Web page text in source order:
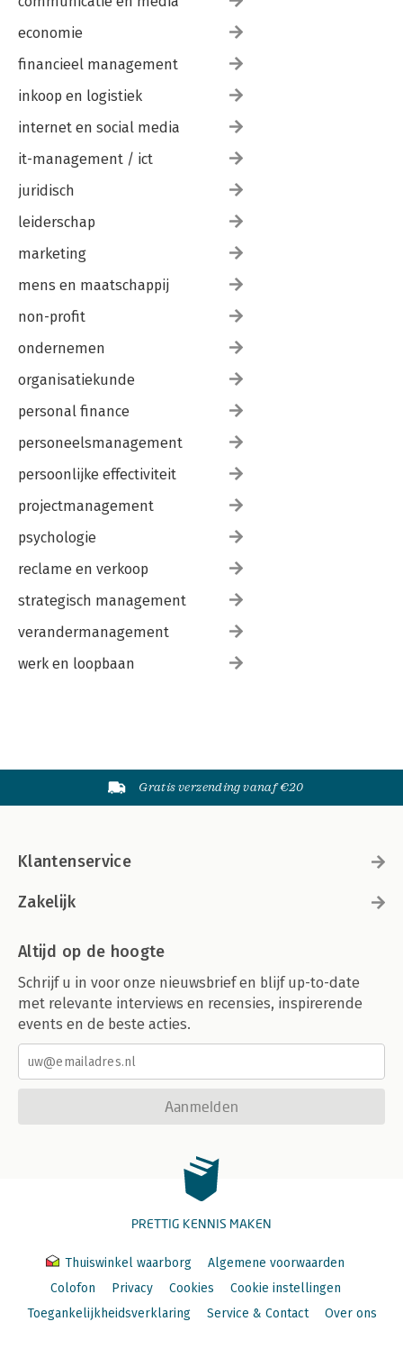
economie
financieel management
inkoop en logistiek
internet en social media
it-management / ict
juridisch
leiderschap
marketing
mens en maatschappij
non-profit
ondernemen
organisatiekunde
personal finance
personeelsmanagement
persoonlijke effectiviteit
projectmanagement
psychologie
reclame en verkoop
strategisch management
verandermanagement
werk en loopbaan
Gratis verzending vanaf €20
Klantenservice
Zakelijk
Altijd op de hoogte
Schrijf u in voor onze nieuwsbrief en blijf up-to-date
met relevante interviews en recensies, inspirerende
events en de beste acties.
Aanmelden
PRETTIG KENNIS MAKEN
Thuiswinkel waarborg
Algemene voorwaarden
Colofon
Privacy Cookies
Cookie instellingen
Toegankelijkheidsverklaring
Service & Contact Over ons